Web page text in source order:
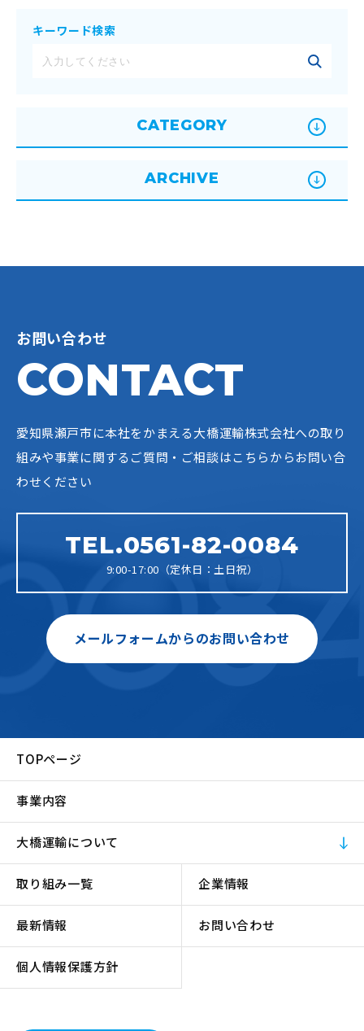
キーワード検索
CATEGORY
ARCHIVE
お問い合わせ
CONTACT
愛知県瀬戸市に本社をかまえる大橋運輸株式会社への取り
組みや事業に関するご質問・ご相談はこちらからお問い合
わせください
TEL.0561-82-0084
9:00-17:00（定休日：土日祝）
メールフォームからのお問い合わせ
TOPページ
事業内容
大橋運輸について
取り組み一覧 企業情報
最新情報 お問い合わせ
個人情報保護方針